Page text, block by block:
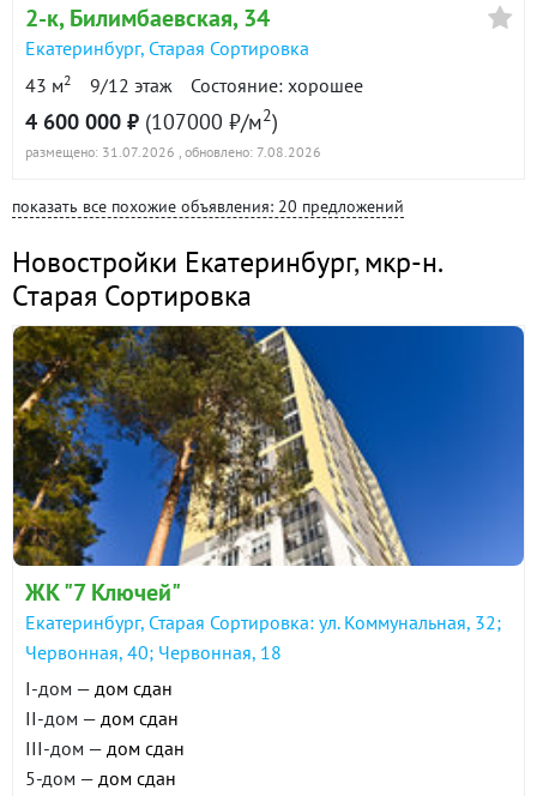
2-к, Билимбаевская, 34
Екатеринбург, Старая Сортировка
43 м2 9/12 этаж Состояние: хорошее
4 600 000 ₽ (107000 ₽/м2)
размещено: 31.07.2026 , обновлено: 7.08.2026
показать все похожие объявления: 20 предложений
Новостройки Екатеринбург,мкр-н.
Старая Сортировка
ЖК "7 Ключей"
Екатеринбург, Старая Сортировка: ул. Коммунальная, 32;
Червонная, 40; Червонная, 18
I-дом — дом сдан
II-дом — дом сдан
III-дом — дом сдан
5-дом — дом сдан